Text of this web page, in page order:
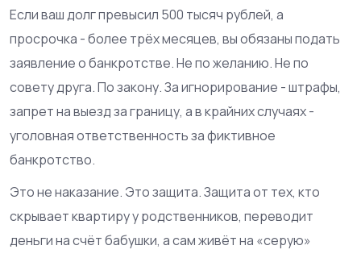
Если ваш долг превысил 500 тысяч рублей, а
просрочка - более трёх месяцев, вы обязаны подать
заявление о банкротстве. Не по желанию. Не по
совету друга. По закону. За игнорирование - штрафы,
запрет на выезд за границу, а в крайних случаях -
уголовная ответственность за фиктивное
банкротство.
Это не наказание. Это защита. Защита от тех, кто
скрывает квартиру у родственников, переводит
деньги на счёт бабушки, а сам живёт на «серую»